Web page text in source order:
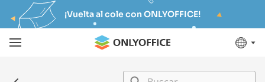
¡Vuelta al cole con ONLYOFFICE!